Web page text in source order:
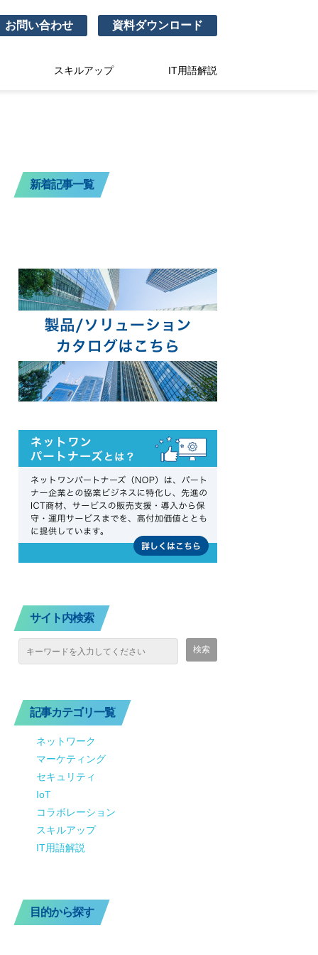
お問い合わせ 資料ダウンロード
スキルアップ IT用語解説
新着記事一覧
サイト内検索
記事カテゴリ一覧
ネットワーク
マーケティング
セキュリティ
IoT
コラボレーション
スキルアップ
IT用語解説
目的から探す